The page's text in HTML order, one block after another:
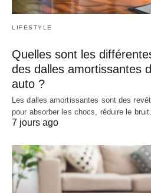
LIFESTYLE
Quelles sont les
des dalles amortissantes
auto ?
Les dalles amortissantes sont des
pour absorber les chocs, réduire le
7 jours ago